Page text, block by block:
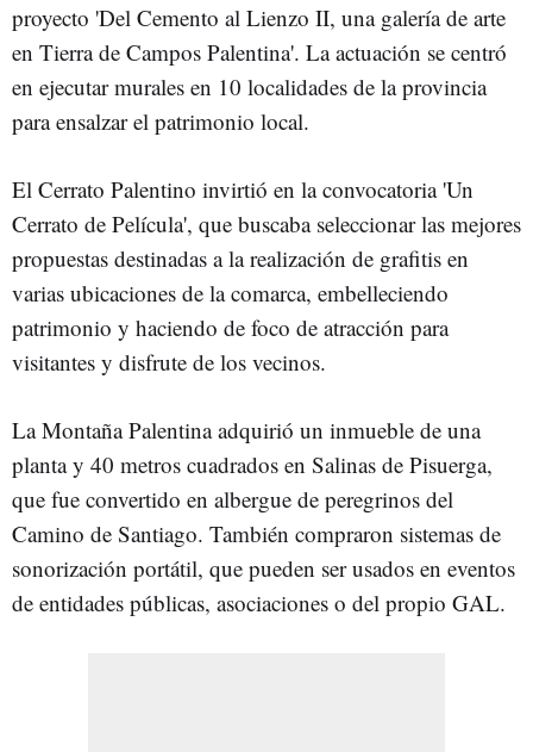
proyecto 'Del Cemento al Lienzo II, una galería de arte
en Tierra de Campos Palentina'. La actuación se centró
en ejecutar murales en 10 localidades de la provincia
para ensalzar el patrimonio local.
El Cerrato Palentino invirtió en la convocatoria 'Un
Cerrato de Película', que buscaba seleccionar las mejores
propuestas destinadas a la realización de grafitis en
varias ubicaciones de la comarca, embelleciendo
patrimonio y haciendo de foco de atracción para
visitantes y disfrute de los vecinos.
La Montaña Palentina adquirió un inmueble de una
planta y 40 metros cuadrados en Salinas de Pisuerga,
que fue convertido en albergue de peregrinos del
Camino de Santiago. También compraron sistemas de
sonorización portátil, que pueden ser usados en eventos
de entidades públicas, asociaciones o del propio GAL.